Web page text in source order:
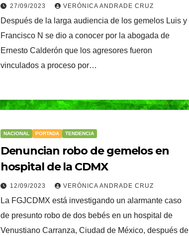
27/09/2023 VERÓNICA ANDRADE CRUZ
Después de la larga audiencia de los gemelos Luis y
Francisco N se dio a conocer por la abogada de
Ernesto Calderón que los agresores fueron
vinculados a proceso por…
NACIONAL PORTADA TENDENCIA
Denuncian robo de gemelos en
hospital de la CDMX
12/09/2023 VERÓNICA ANDRADE CRUZ
La FGJCDMX está investigando un alarmante caso
de presunto robo de dos bebés en un hospital de
Venustiano Carranza, Ciudad de México, después de